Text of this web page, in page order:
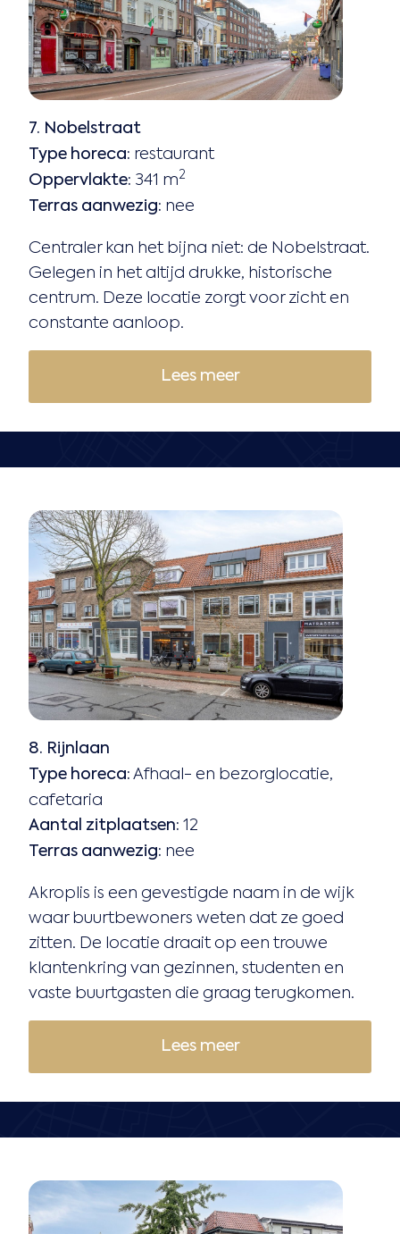
7. Nobelstraat
Type horeca: restaurant
Oppervlakte: 341 m2
Terras aanwezig: nee
Centraler kan het bijna niet: de Nobelstraat.
Gelegen in het altijd drukke, historische
centrum. Deze locatie zorgt voor zicht en
constante aanloop.
Lees meer
8. Rijnlaan
Type horeca: Afhaal- en bezorglocatie,
cafetaria
Aantal zitplaatsen: 12
Terras aanwezig: nee
Akroplis is een gevestigde naam in de wijk
waar buurtbewoners weten dat ze goed
zitten. De locatie draait op een trouwe
klantenkring van gezinnen, studenten en
vaste buurtgasten die graag terugkomen.
Lees meer